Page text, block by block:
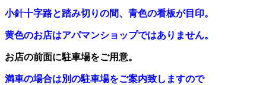
小針十字路と踏み切りの間、青色の看板が目印。
黄色のお店はアパマンショップではありません。
お店の前面に駐車場をご用意。
満車の場合は別の駐車場をご案内致しますので